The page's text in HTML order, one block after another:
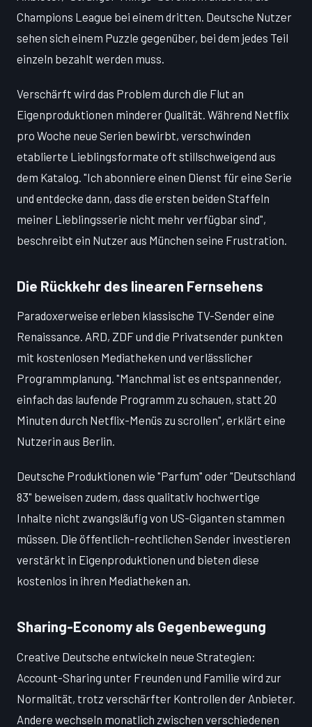
Champions League bei einem dritten. Deutsche Nutzer
sehen sich einem Puzzle gegenüber, bei dem jedes Teil
einzeln bezahlt werden muss.
Verschärft wird das Problem durch die Flut an
Eigenproduktionen minderer Qualität. Während Netflix
pro Woche neue Serien bewirbt, verschwinden
etablierte Lieblingsformate oft stillschweigend aus
dem Katalog. "Ich abonniere einen Dienst für eine Serie
und entdecke dann, dass die ersten beiden Staffeln
meiner Lieblingsserie nicht mehr verfügbar sind",
beschreibt ein Nutzer aus München seine Frustration.
Die Rückkehr des linearen Fernsehens
Paradoxerweise erleben klassische TV-Sender eine
Renaissance. ARD, ZDF und die Privatsender punkten
mit kostenlosen Mediatheken und verlässlicher
Programmplanung. "Manchmal ist es entspannender,
einfach das laufende Programm zu schauen, statt 20
Minuten durch Netflix-Menüs zu scrollen", erklärt eine
Nutzerin aus Berlin.
Deutsche Produktionen wie "Parfum" oder "Deutschland
83" beweisen zudem, dass qualitativ hochwertige
Inhalte nicht zwangsläufig von US-Giganten stammen
müssen. Die öffentlich-rechtlichen Sender investieren
verstärkt in Eigenproduktionen und bieten diese
kostenlos in ihren Mediatheken an.
Sharing-Economy als Gegenbewegung
Creative Deutsche entwickeln neue Strategien:
Account-Sharing unter Freunden und Familie wird zur
Normalität, trotz verschärfter Kontrollen der Anbieter.
Andere wechseln monatlich zwischen verschiedenen